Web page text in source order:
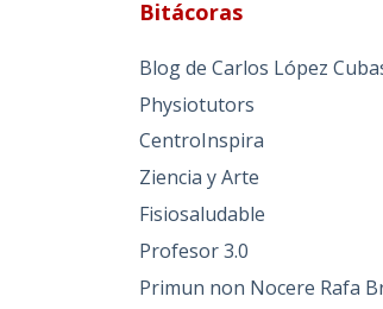
Bitácoras
Blog de Carlos López
Physiotutors
CentroInspira
Ziencia y Arte
Fisiosaludable
Profesor 3.0
Primun non Nocere Rafa